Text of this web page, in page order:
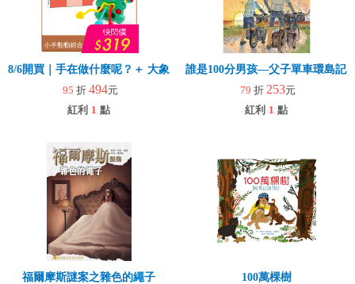
8/6開買｜手在做什麼呢？＋ 大象拉拉樂(玩具)
95 折 494元
紅利 1 點
誰是100分男孩—父子單車環島記
79 折 253元
紅利 1 點
福爾摩斯謎案之雜色的繩子
100萬棵樹